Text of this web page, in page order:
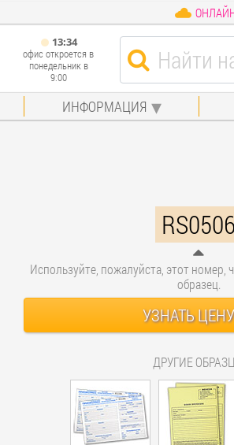
13:34
офис откроется в
понедельник в
9:00
ИНФОРМАЦИЯ
RS0506
Используйте, пожалуйста, этот номер,
образец.
УЗНАТЬ
ДРУГИЕ